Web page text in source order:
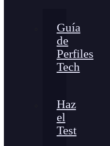
Guía
de
Perfiles
Tech
Haz
el
Test